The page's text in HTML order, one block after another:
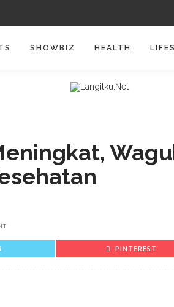
SHOWBIZ HEALTH
PINTEREST